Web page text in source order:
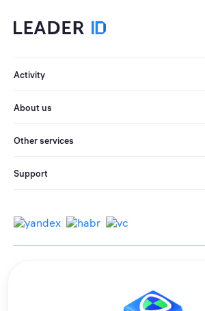
Activity
About us
Other services
Support